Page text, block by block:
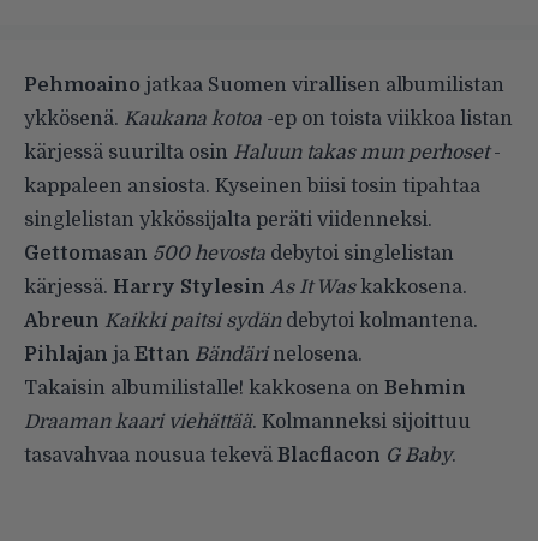
Pehmoaino jatkaa Suomen virallisen albumilistan
ykkösenä. Kaukana kotoa -ep on toista viikkoa listan
kärjessä suurilta osin Haluun takas mun perhoset-
kappaleen ansiosta. Kyseinen biisi tosin tipahtaa
singlelistan ykkössijalta peräti viidenneksi.
Gettomasan 500 hevosta debytoi singlelistan
kärjessä. Harry Stylesin As It Waskakkosena.
Abreun Kaikki paitsi sydändebytoi kolmantena.
Pihlajan ja Ettan Bändärinelosena.
Takaisin albumilistalle! kakkosena on Behmin
Draaman kaari viehättää. Kolmanneksi sijoittuu
tasavahvaa nousua tekevä Blacflacon G Baby.